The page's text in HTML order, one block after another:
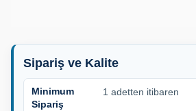
Sipariş ve Kalite
Minimum
Sipariş
1 adetten itibaren